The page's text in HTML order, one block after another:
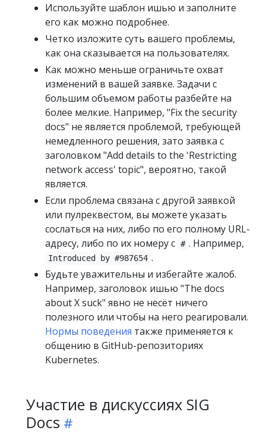
Используйте шаблон ишью и заполните
его как можно подробнее.
Четко изложите суть вашего проблемы,
как она сказывается на пользователях.
Как можно меньше ограничьте охват
изменений в вашей заявке. Задачи с
большим объемом работы разбейте на
более мелкие. Например, "Fix the security
docs" не является проблемой, требующей
немедленного решения, зато заявка с
заголовком "Add details to the 'Restricting
network access' topic", вероятно, такой
является.
Если проблема связана с другой заявкой
или пулреквестом, вы можете указать
сослаться на них, либо по его полному URL-
адресу, либо по их номеру с # . Например,
Introduced by #987654 .
Будьте уважительны и избегайте жалоб.
Например, заголовок ишью "The docs
about X suck" явно не несёт ничего
полезного или чтобы на него реагировали.
Нормы поведения также применяется к
общению в GitHub-репозиториях
Kubernetes.
Участие в дискуссиях SIG
Docs